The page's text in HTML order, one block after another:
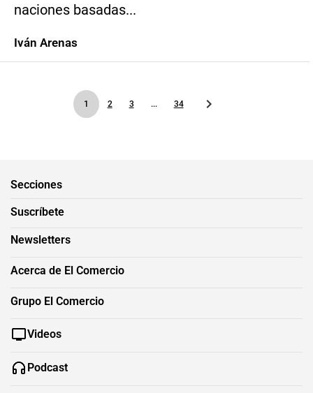
naciones basadas...
Iván Arenas
1 2 3 ... 34
Secciones
Suscríbete
Newsletters
Acerca de El Comercio
Grupo El Comercio
Videos
Podcast